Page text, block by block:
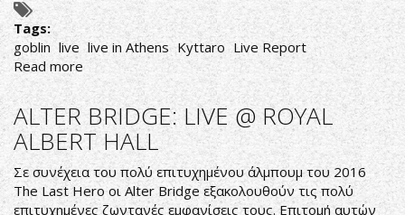
Tags:
goblin live live in Athens Kyttaro Live Report
Read more about
ΚΑΙ
ΟΙ
ΘΡΥΛΟΙ
ΜΑΣ
ΑΦΗΣΑΝ
...
ΑΦΩΝΟΥΣ!
ALTER BRIDGE: LIVE @ ROYAL
ALBERT HALL
Σε συνέχεια του πολύ επιτυχημένου άλμπουμ του 2016
The Last Hero οι Alter Bridge εξακολουθούν τις πολύ
επιτυχημένες ζωντανές εμφανίσεις τους. Επιτομή αυτών